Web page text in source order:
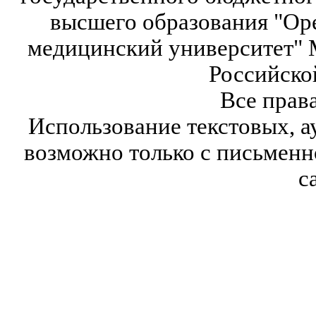
высшего образования
медицинский университет"
Все
Использование текстовых,
возможно только с